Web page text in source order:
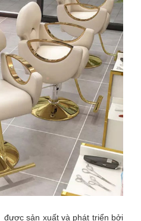
được sản xuất và phát triển bởi